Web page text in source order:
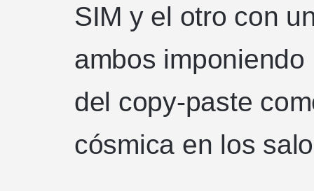
SIM y el otro con
ambos
del copy-paste
cósmica en los